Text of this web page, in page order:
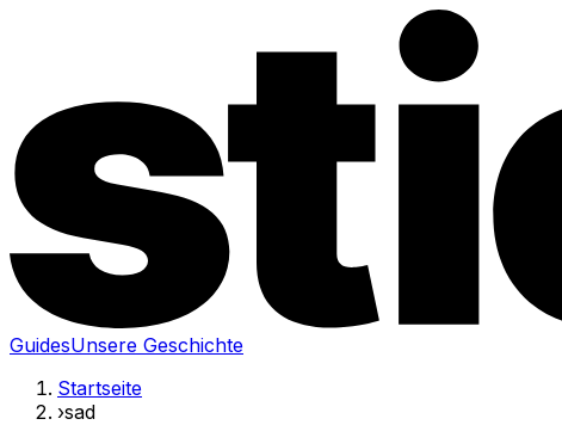
GuidesUnsere Geschichte
Startseite
›sad